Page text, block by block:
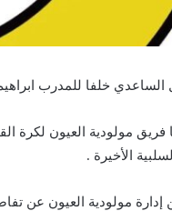
الساعدي خلفا للمدرب
فريق مولودية العيون لكرة
الأخيرة .
إدارة مولودية العيون عن